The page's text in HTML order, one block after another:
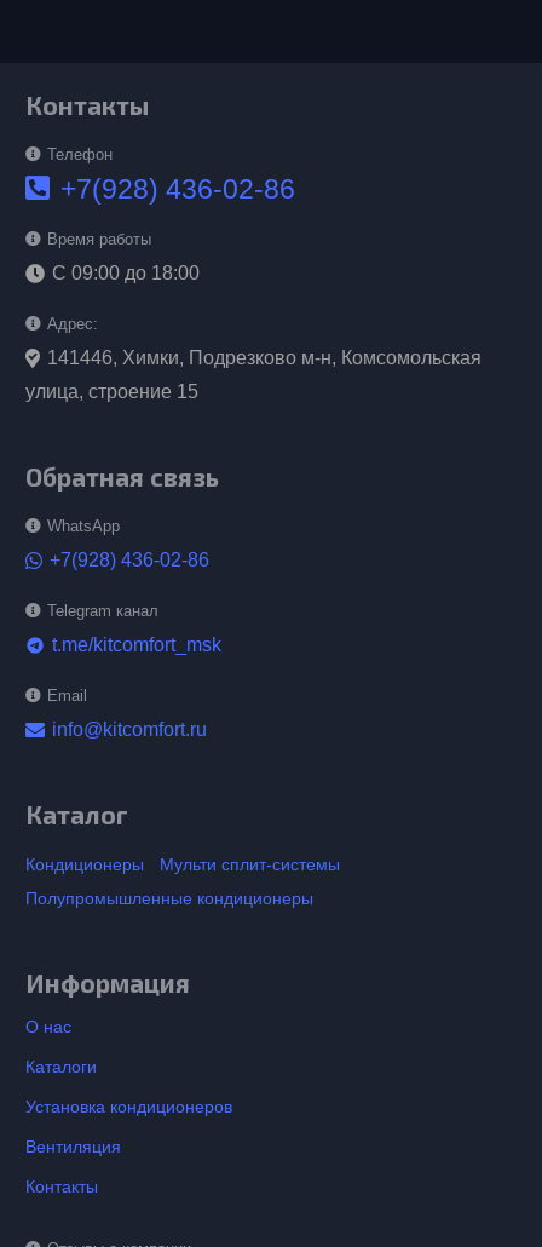
Контакты
Телефон
+7(928) 436-02-86
Время работы
С 09:00 до 18:00
Адрес:
141446, Химки, Подрезково м-н, Комсомольская
улица, строение 15
Обратная связь
WhatsApp
+7(928) 436-02-86
Telegram канал
telegram t.me/kitcomfort_msk
Email
info@kitcomfort.ru
Каталог
Кондиционеры
Мульти сплит-системы
Полупромышленные кондиционеры
Информация
О нас
Каталоги
Установка кондиционеров
Вентиляция
Контакты